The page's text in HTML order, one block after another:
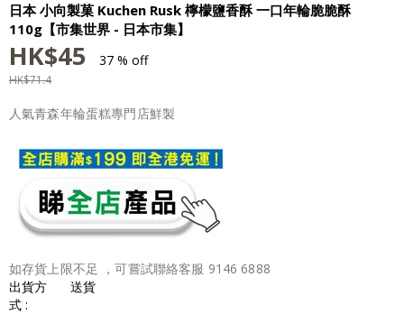
日本 小向製菓 Kuchen Rusk 檸檬鹽香酥 一口年輪脆脆酥
110g【市集世界 - 日本市集】
HK$45 37 % off
HK$71.4
人氣青森年輪蛋糕專門店鮮製
如存貨上限不足 ，可嘗試聯絡客服 9146 6888
出貨方
式 :
送貨